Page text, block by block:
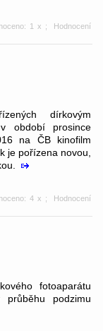
1 x ; Hodnocení
dírkovým
období prosince
na ČB kinofilm
je pořízena novou,
4 x ; Hodnocení
fotoaparátu
podzimu